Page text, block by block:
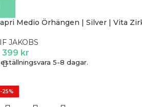
Medio Örhängen | Silver | Vita
JAKOBS
399 kr
5-8 dagar.
-25%